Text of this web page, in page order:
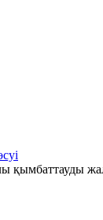
қымбаттауды